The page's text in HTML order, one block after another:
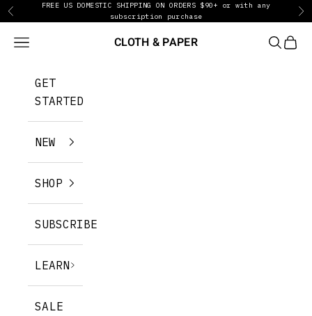
コンテンツへスキップ
前へ
FREE US DOMESTIC SHIPPING ON ORDERS $90+ or with any
subscription purchase
次
CLOTH & PAPER
メニュー 検索カー
GET
STARTED
NEW
SHOP
SUBSCRIBE
LEARN
SALE